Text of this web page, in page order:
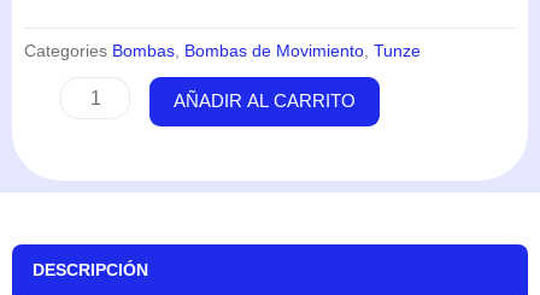
Categories Bombas Bombas de Movimiento Tunze
Turbelle
Nanostream
Tunze
AÑADIR AL CARRITO
DESCRIPCIÓN